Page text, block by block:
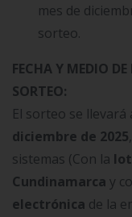
mes de
sorteo.
FECHA Y MEDIO
SORTEO:
El sorteo se llevará
diciembre de 2025
sistemas (Con la
Cundinamarca y
electrónica de la